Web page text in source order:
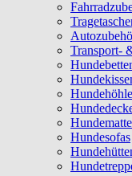
Transport-
Hundesofas